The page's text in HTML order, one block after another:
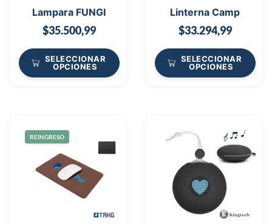
Lampara FUNGI
$35.500,99
SELECCIONAR
OPCIONES
Linterna Camp
$33.294,99
SELECCIONAR
OPCIONES
REINGRESO